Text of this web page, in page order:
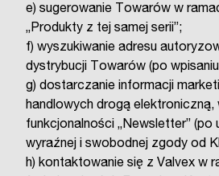
e) sugerowanie Towarów w
„Produkty z tej samej serii”;
f) wyszukiwanie adresu
dystrybucji Towarów (po
g) dostarczanie informacji
handlowych drogą elektroniczną,
funkcjonalności „Newsletter” (po
wyraźnej i swobodnej zgody od
h) kontaktowanie się z Valvex w